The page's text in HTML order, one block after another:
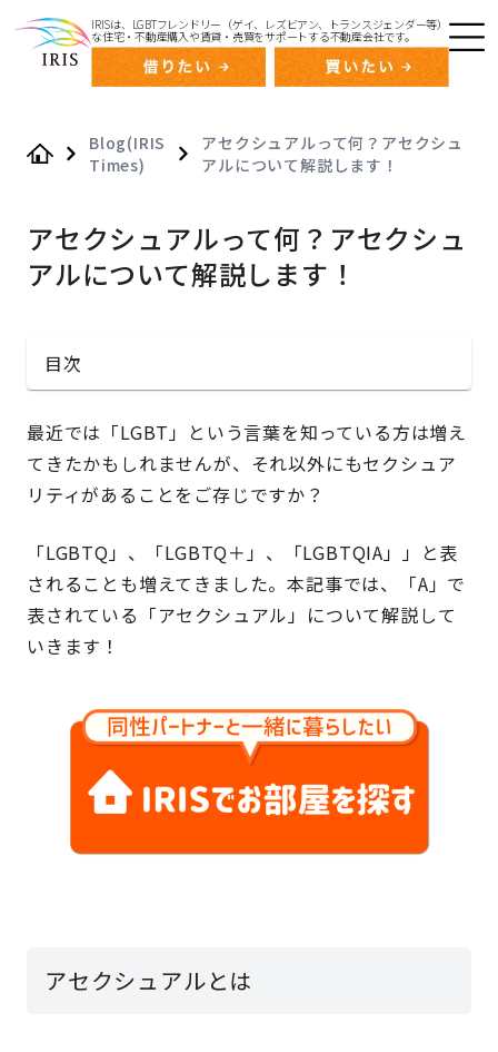
IRISは、LGBTフレンドリー（ゲイ、レズビアン、トランスジェンダー等）
な住宅・不動産購入や賃貸・売買をサポートする不動産会社です。
Blog(IRIS
Times)
アセクシュアルって何？アセクシュ
アルについて解説します！
アセクシュアルって何？アセクシュ
アルについて解説します！
最近では「LGBT」という言葉を知っている方は増え
てきたかもしれませんが、それ以外にもセクシュア
リティがあることをご存じですか？
「LGBTQ」、「LGBTQ＋」、「LGBTQIA」」と表
されることも増えてきました。本記事では、「A」で
表されている「アセクシュアル」について解説して
いきます！
アセクシュアルとは
目次